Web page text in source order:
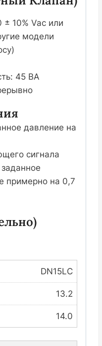
10% Vac или
модели
45 ВА
давление на
сигнала
примерно на 0,7
DN15LC
13.2
14.0